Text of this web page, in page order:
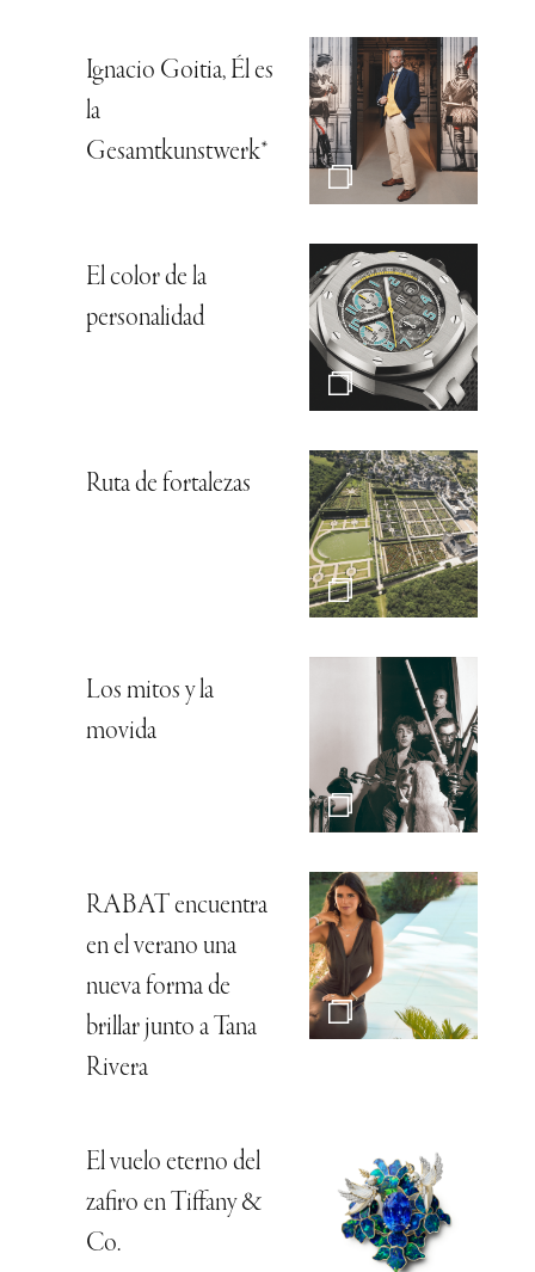
Ignacio Goitia, Él es
la
Gesamtkunstwerk*
El color de la
personalidad
Ruta de fortalezas
Los mitos y la
movida
RABAT encuentra
en el verano una
nueva forma de
brillar junto a Tana
Rivera
El vuelo eterno del
zafiro en Tiffany &
Co.